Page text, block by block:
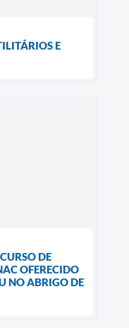
E
DE
OFERECIDO
NO ABRIGO DE